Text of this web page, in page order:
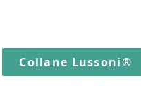
Collane Lussoni®